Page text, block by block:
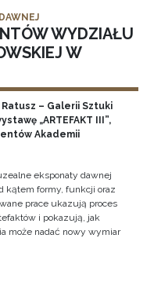
WYDZIAŁU
W
– Galerii Sztuki
„ARTEFAKT III”,
Akademii
eksponaty dawnej
kątem formy, funkcji oraz
prace ukazują proces
i pokazują, jak
może nadać nowy wymiar